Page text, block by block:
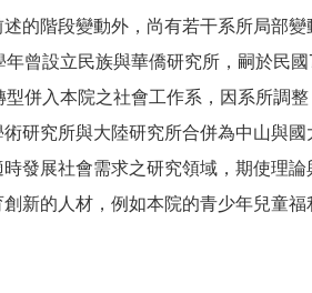
的階段變動外，尚有若干系所局部
曾設立民族與華僑研究所，嗣於民
型併入本院之社會工作系，因系所調
研究所與大陸研究所合併為中山與
發展社會需求之研究領域，期使理
新的人材，例如本院的青少年兒童